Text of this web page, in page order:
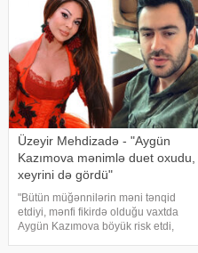
musiqiçisi tərəfində
Üzeyir Mehdizadə - "Aygün
Kazımova mənimlə duet oxudu,
xeyrini də gördü"
"Bütün müğənnilərin məni tənqid
etdiyi, mənfi fikirdə olduğu vaxtda
Aygün Kazımova böyük risk etdi,